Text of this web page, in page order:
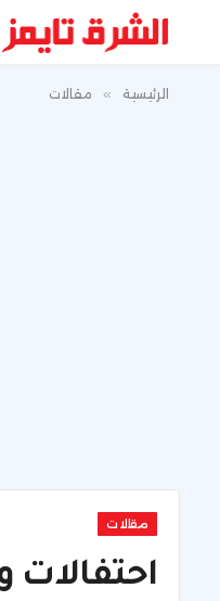
الرئيسية » مقالات
مقالات
احتفالات